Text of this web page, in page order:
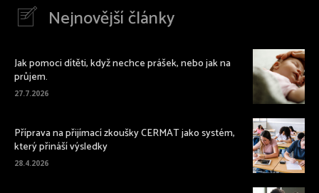
Nejnovější články
Jak pomoci dítěti, když nechce prášek, nebo jak na
průjem.
27.7.2026
Příprava na přijímací zkoušky CERMAT jako systém,
který přináší výsledky
28.4.2026